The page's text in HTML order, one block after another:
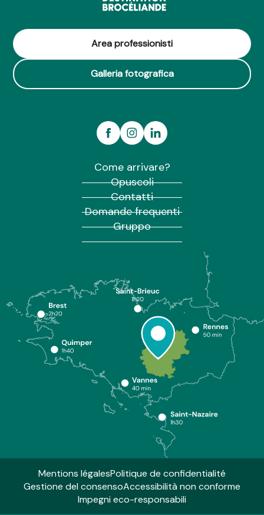
Area professionisti
Galleria fotografica
Come arrivare?
Opuscoli
Contatti
Domande frequenti
Gruppo
Mentions légalesPolitique de confidentialité
Gestione del consensoAccessibilità non conforme
Impegni eco-responsabili